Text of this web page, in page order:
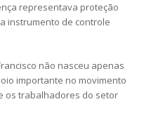
representava proteção
instrumento de controle
não nasceu apenas
importante no movimento
os trabalhadores do setor